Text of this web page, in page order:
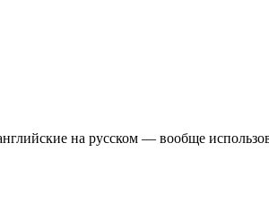
на русском — вообще